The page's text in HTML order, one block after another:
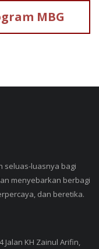
MBG
seluas-luasnya bagi
menyebarkan berbagi
dan beretika.
Jalan KH Zainul Arifin,